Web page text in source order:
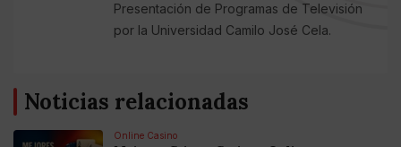
Presentación de Programas de Televisión
por la Universidad Camilo José Cela.
Noticias relacionadas
Online Casino